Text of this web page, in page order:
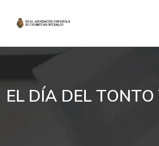
EL DÍA DEL